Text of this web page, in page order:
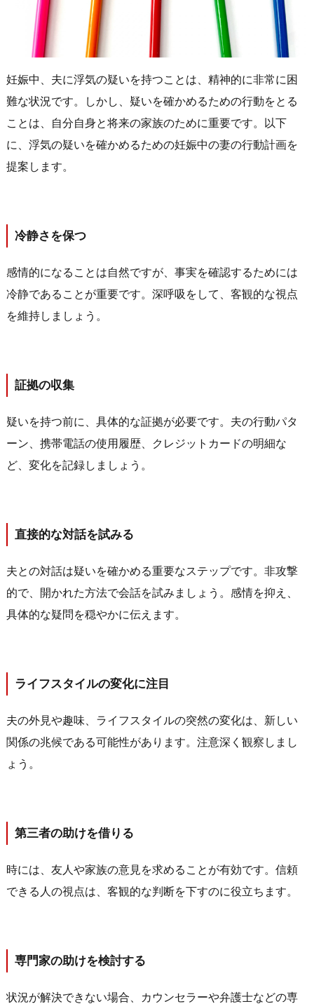
妊娠中、夫に浮気の疑いを持つことは、精神的に非常に困
難な状況です。しかし、疑いを確かめるための行動をとる
ことは、自分自身と将来の家族のために重要です。以下
に、浮気の疑いを確かめるための妊娠中の妻の行動計画を
提案します。
冷静さを保つ
感情的になることは自然ですが、事実を確認するためには
冷静であることが重要です。深呼吸をして、客観的な視点
を維持しましょう。
証拠の収集
疑いを持つ前に、具体的な証拠が必要です。夫の行動パタ
ーン、携帯電話の使用履歴、クレジットカードの明細な
ど、変化を記録しましょう。
直接的な対話を試みる
夫との対話は疑いを確かめる重要なステップです。非攻撃
的で、開かれた方法で会話を試みましょう。感情を抑え、
具体的な疑問を穏やかに伝えます。
ライフスタイルの変化に注目
夫の外見や趣味、ライフスタイルの突然の変化は、新しい
関係の兆候である可能性があります。注意深く観察しまし
ょう。
第三者の助けを借りる
時には、友人や家族の意見を求めることが有効です。信頼
できる人の視点は、客観的な判断を下すのに役立ちます。
専門家の助けを検討する
状況が解決できない場合、カウンセラーや弁護士などの専